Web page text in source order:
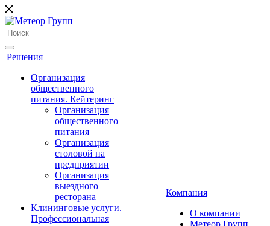
Решения
Организация
общественного
питания. Кейтеринг
Организация
общественного
питания
Организация
столовой на
предприятии
Организация
выездного
ресторана
Клининговые услуги.
Профессиональная
Компания
О компании
Метеор Групп